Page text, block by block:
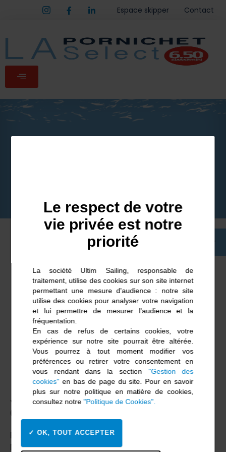
Espace skipper Contact
Retour
Joseph
CLOAREC
Français
Né le 05/11/1999
Le respect de votre
vie privée est notre
priorité
La société Ultim Sailing, responsable de
traitement, utilise des cookies sur son site internet
permettant une mesure d'audience : notre site
utilise des cookies pour analyser votre navigation
et lui permettre de mesurer l'audience et la
fréquentation.
En cas de refus de certains cookies, votre
expérience sur notre site pourrait être altérée.
Vous pourrez à tout moment modifier vos
préférences ou retirer votre consentement en
vous rendant dans la section "Gestion des
cookies"en bas de page du site. Pour en savoir
plus sur notre politique en matière de cookies,
consultez notre"Politique de Cookies".
OK, TOUT ACCEPTER